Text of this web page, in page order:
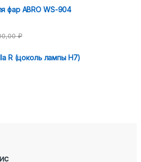
фар ABRO WS-904
₽
R (цоколь лампы H7)